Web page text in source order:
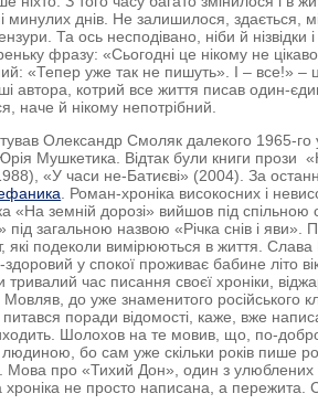
минулих днів. Не залишилося, здається,
Та ось несподівано, ніби й нізвідки
фразу: «Сьогодні це нікому не
«Тепер уже так не пишуть». І – все!» –
автора, котрий все життя писав один-
наче й нікому непотрібний.
Олександр Смоляк далекого 1965-го
Мушкетика. Відтак були книги прози
«У часи не-Батиєві» (2004). За
. Роман-хроніка високосних і
«На земній дорозі» вийшов під спільною
під загальною назвою «Річка снів і яви».
які подеколи вимірюються в життя.
у спокої проживає бабине літо
час писання своєї хроніки,
до уже знаменитого російського
питався поради відомості, каже, вже
Шолохов на те мовив, що, по-
бо сам уже скільки років пише
Мова про «Тихий Дон», один з улюблених
не просто написана, а пережита.